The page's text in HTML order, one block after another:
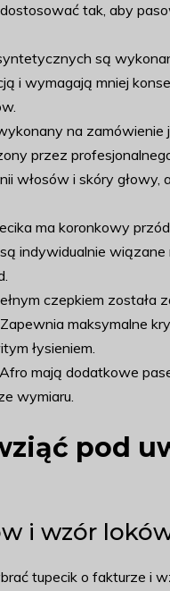
tak, aby
są
i wymagają mniej
na
przez
włosów i skóry
ma koronkowy
indywidualnie
czepkiem została
maksymalne
łysieniem.
mają dodatkowe
wymiaru.
pod
i wzór
tupecik o fakturze i